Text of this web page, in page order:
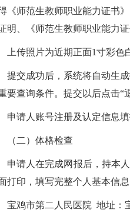
《师范生教师职业能力证书
明、《师范生教师职业能力
上传照片为近期正面1寸彩色
提交成功后，系统将自动生
要查询条件。提交以后点击“
申请人账号注册及认定信息
（二）体格检查
申请人在完成网报后，持本
打印，填写完整个人基本信
宝鸡市第二人民医院 地址：